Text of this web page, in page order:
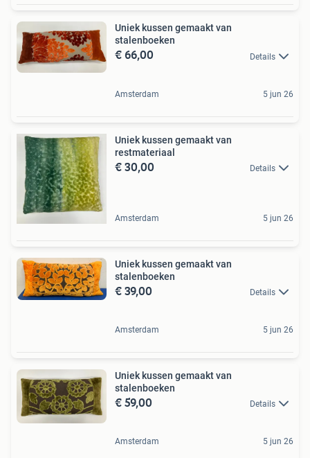
Uniek kussen gemaakt van
stalenboeken
€ 66,00 Details
Amsterdam 5 jun 26
Uniek kussen gemaakt van
restmateriaal
€ 30,00 Details
Amsterdam 5 jun 26
Uniek kussen gemaakt van
stalenboeken
€ 39,00 Details
Amsterdam 5 jun 26
Uniek kussen gemaakt van
stalenboeken
€ 59,00 Details
Amsterdam 5 jun 26